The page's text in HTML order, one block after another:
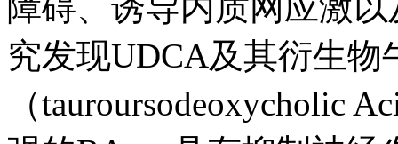
究发现UDCA及其衍生物
（tauroursodeoxycholic